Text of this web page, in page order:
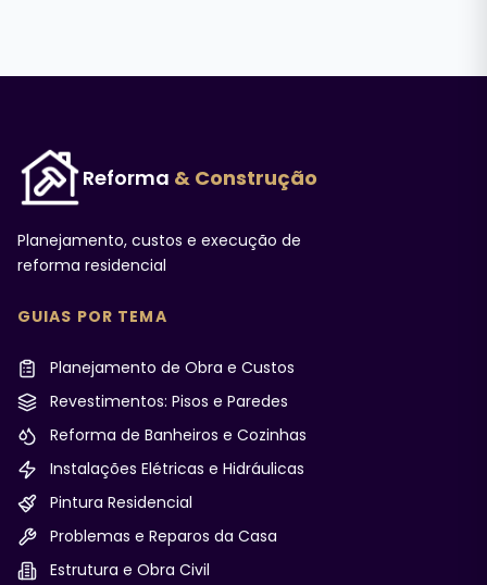
Reforma & Construção
Planejamento, custos e execução de
reforma residencial
GUIAS POR TEMA
Planejamento de Obra e Custos
Revestimentos: Pisos e Paredes
Reforma de Banheiros e Cozinhas
Instalações Elétricas e Hidráulicas
Pintura Residencial
Problemas e Reparos da Casa
Estrutura e Obra Civil